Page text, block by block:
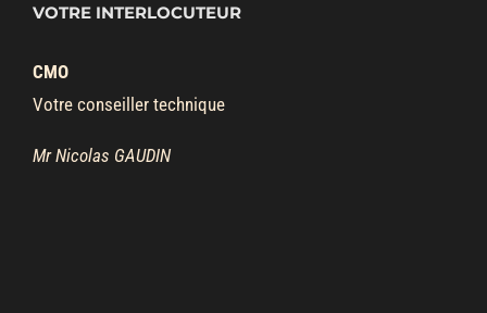
VOTRE INTERLOCUTEUR
CMO
Votre conseiller technique
Mr Nicolas GAUDIN